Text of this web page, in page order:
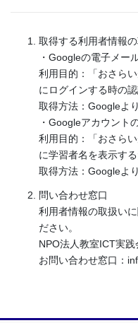
取得する利用者情報の
・Googleの電子メー
利用目的：「おさら
にログインする時の認
取得方法：Googleよ
・Googleアカウント
利用目的：「おさら
に学習者名を表示する
取得方法：Googleよ
問い合わせ窓口
利用者情報の取扱い
ださい。
NPO法人教室ICT実
お問い合わせ窓口：